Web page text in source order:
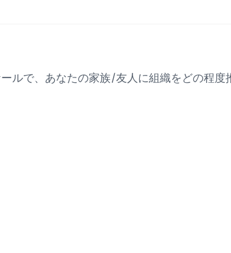
ルで、あなたの家族/友人に組織をどの程度